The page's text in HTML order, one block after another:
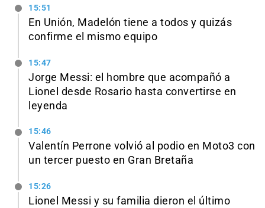
15:51
En Unión, Madelón tiene a todos y quizás
confirme el mismo equipo
15:47
Jorge Messi: el hombre que acompañó a
Lionel desde Rosario hasta convertirse en
leyenda
15:46
Valentín Perrone volvió al podio en Moto3 con
un tercer puesto en Gran Bretaña
15:26
Lionel Messi y su familia dieron el último